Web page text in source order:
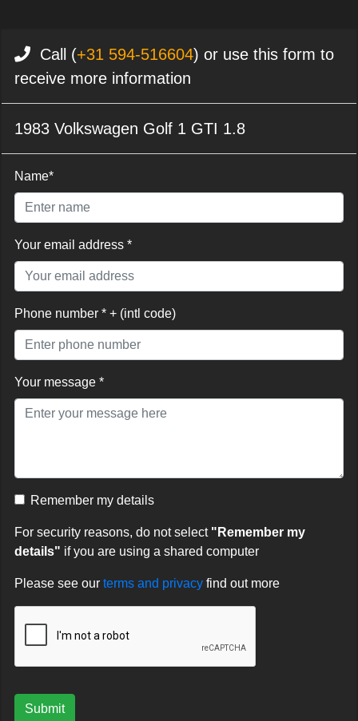
Call (+31 594-516604) or use this form to
receive more information
1983 Volkswagen Golf 1 GTI 1.8
Name*
Your email address *
Phone number * + (intl code)
Your message *
Remember my details
For security reasons, do not select "Remember my
details" if you are using a shared computer
Please see our terms and privacy find out more
Submit